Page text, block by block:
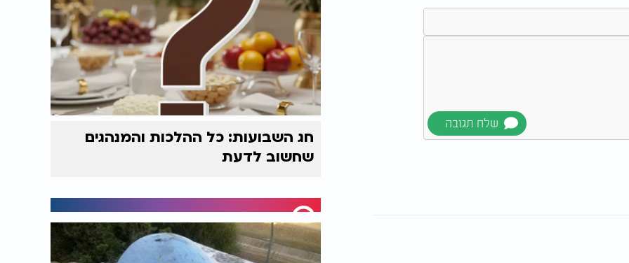
חג השבועות: כל ההלכות והמנהגים
שחשוב לדעת